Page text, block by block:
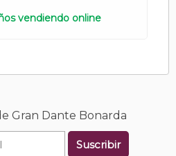
vendiendo online
Gran Dante Bonarda
Suscribir